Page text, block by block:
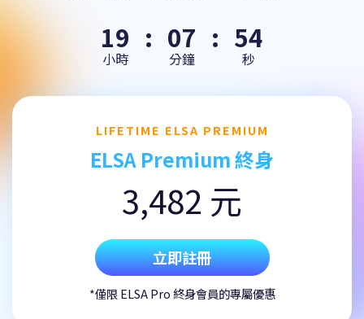
19
小時
: 07
分鐘
: 54
秒
LIFETIME ELSA PREMIUM
ELSA Premium 終身
3,482 元
立即註冊
*僅限 ELSA Pro 終身會員的專屬優惠